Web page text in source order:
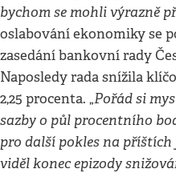
bychom se mohli výrazně
oslabování ekonomiky se
zasedání bankovní rady
Naposledy rada snížila
2,25 procenta. „Pořád si
sazby o půl procentního
pro další pokles na příštích
viděl konec epizody